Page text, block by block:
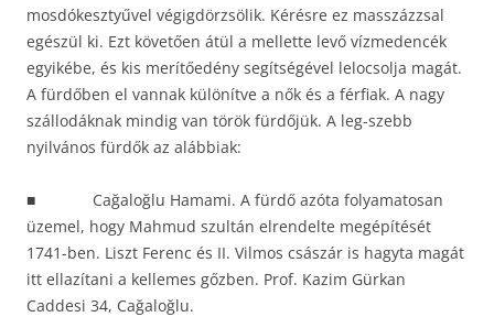
mosdókesztyűvel végigdörzsölik. Kérésre ez masszázzsal
egészül ki. Ezt követően átül a mellette levő vízmedencék
egyikébe, és kis merítőedény segítségével lelocsolja magát.
A fürdőben el vannak különítve a nők és a férfiak. A nagy
szállodáknak mindig van török fürdőjük. A leg-szebb
nyilvános fürdők az alábbiak:
■ Cağaloğlu Hamami. A fürdő azóta folyamatosan
üzemel, hogy Mahmud szultán elrendelte megépítését
1741-ben. Liszt Ferenc és II. Vilmos császár is hagyta magát
itt ellazítani a kellemes gőzben. Prof. Kazim Gürkan
Caddesi 34, Cağaloğlu.